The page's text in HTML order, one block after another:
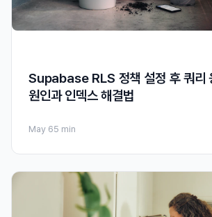
Supabase RLS 정책 설정 후 쿼리
원인과 인덱스 해결법
May 65 min